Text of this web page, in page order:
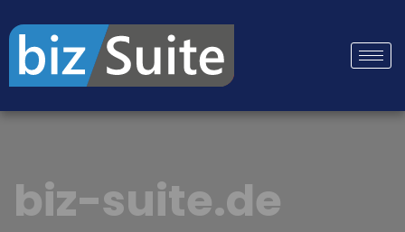
biz-suite.de